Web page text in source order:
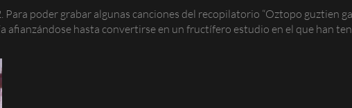
Para poder grabar algunas canciones del recopilatorio “Oztopo guztien
afianzándose hasta convertirse en un fructífero estudio en el que han